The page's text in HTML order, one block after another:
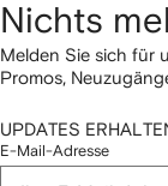
Nichts
Melden Sie sich für
Promos,
UPDATES
E-Mail-Adresse